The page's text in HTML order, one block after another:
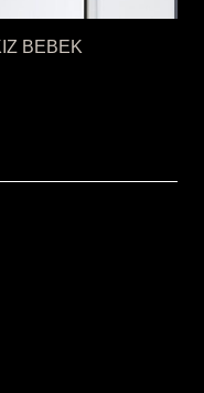
BEBEK